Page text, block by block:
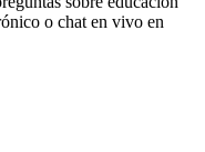
o chat en vivo en